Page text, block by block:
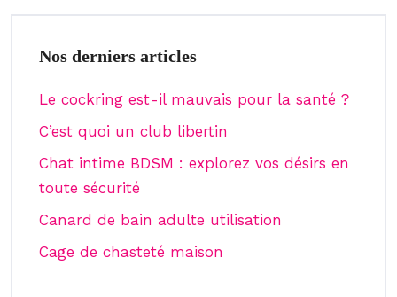
Nos derniers articles
Le cockring est-il mauvais pour la santé ?
C’est quoi un club libertin
Chat intime BDSM : explorez vos désirs en
toute sécurité
Canard de bain adulte utilisation
Cage de chasteté maison